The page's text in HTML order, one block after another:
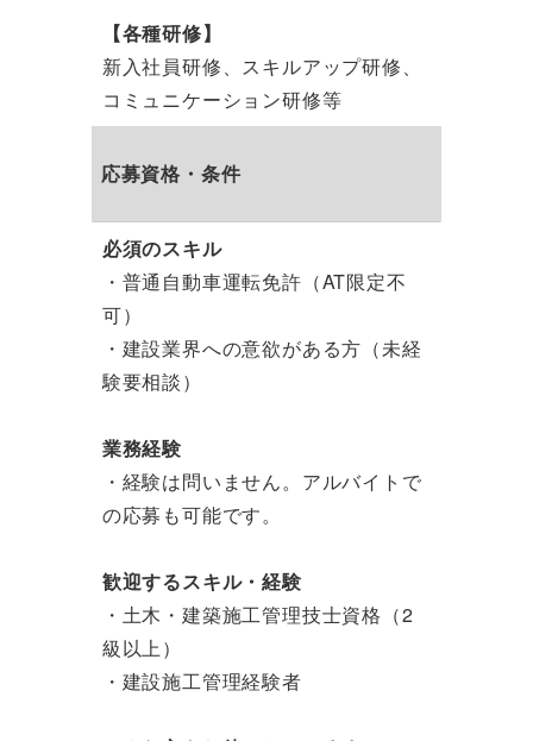
【各種研修】
新入社員研修、スキルアップ研修、
コミュニケーション研修等
応募資格・条件
必須のスキル
・普通自動車運転免許（AT限定不
可）
・建設業界への意欲がある方（未経
験要相談）
業務経験
・経験は問いません。アルバイトで
の応募も可能です。
歓迎するスキル・経験
・土木・建築施工管理技士資格（2
級以上）
・建設施工管理経験者